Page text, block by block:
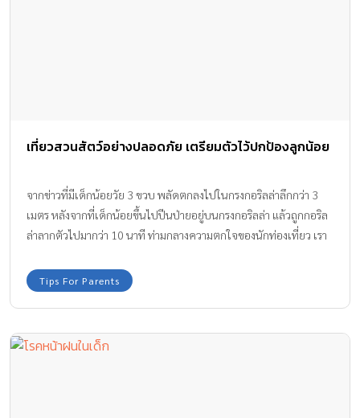
เที่ยวสวนสัตว์อย่างปลอดภัย เตรียมตัวไว้ปกป้องลูกน้อย
จากข่าวที่มีเด็กน้อยวัย 3 ขวบ พลัดตกลงไปในกรงกอริลล่าลึกกว่า 3
เมตร หลังจากที่เด็กน้อยขึ้นไปปีนป่ายอยู่บนกรงกอริลล่า แล้วถูกกอริล
ล่าลากตัวไปมากว่า 10 นาที ท่ามกลางความตกใจของนักท่องเที่ยว เรา
กันค่ะTips For Parents